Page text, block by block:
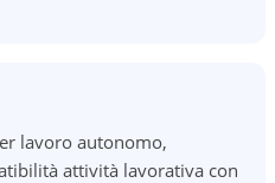
lavoro autonomo,
attività lavorativa con